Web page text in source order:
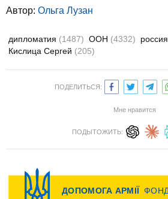
Автор: Ольга Лузан
дипломатия (1487) ООН (4332) россия
Кислица Сергей (205)
ПОДЕЛИТЬСЯ:
Мне нравится
ПОДЫТОЖИТЬ: